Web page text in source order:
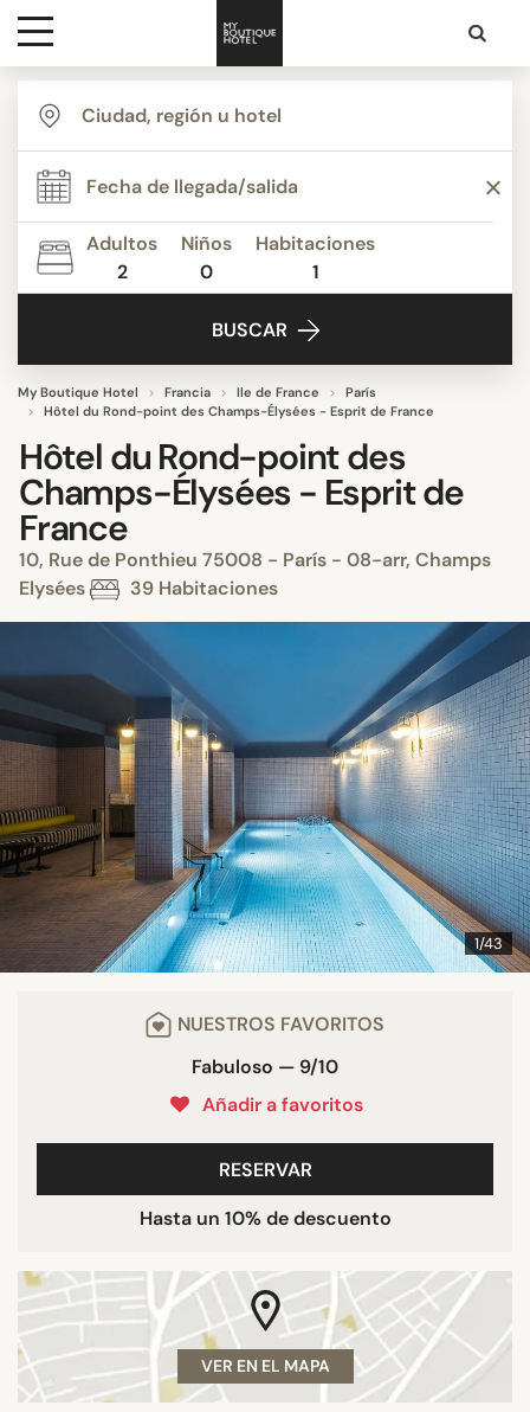
Destinos
Inspiración
Contacto
Adultos
2
Niños
0
Habitaciones
1
BUSCAR
My Boutique Hotel Francia Ile de France
París
Hôtel du Rond-point des Champs-Élysées - Esprit de France
Hôtel du Rond-point des
Champs-Élysées - Esprit de
France
10, Rue de Ponthieu 75008 - París - 08-arr, Champs
Elysées
39 Habitaciones
1/43
NUESTROS FAVORITOS
Fabuloso — 9/10
Añadir a favoritos
RESERVAR
Hasta un 10% de descuento
VER EN EL MAPA